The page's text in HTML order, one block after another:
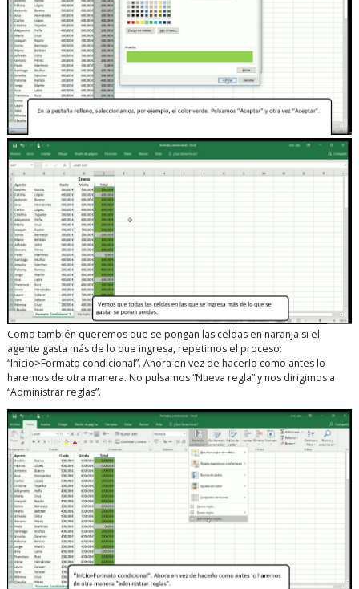
Como también queremos que se pongan las celdas en naranja si el
agente gasta más de lo que ingresa, repetimos el proceso:
“Inicio>Formato condicional”. Ahora en vez de hacerlo como antes lo
haremos de otra manera. No pulsamos “Nueva regla” y nos dirigimos a
“Administrar reglas”.